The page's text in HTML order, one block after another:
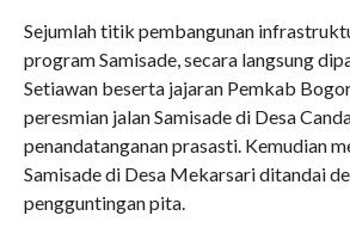
Sejumlah titik pembangunan
program Samisade, secara langsung
Setiawan beserta jajaran Pemkab
peresmian jalan Samisade di Desa
penandatanganan prasasti. Kemudian
Samisade di Desa Mekarsari ditandai
pengguntingan pita.